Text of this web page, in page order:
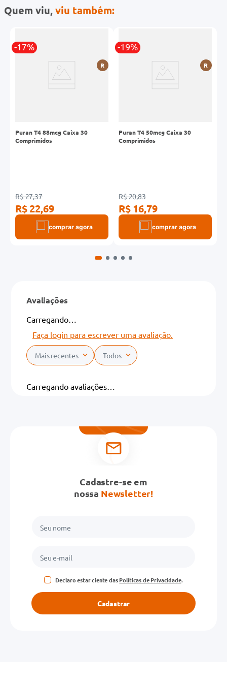
Quem viu,viu também:
-17%
R
Puran T4 88mcg Caixa 30
Comprimidos
R$ 27,37
R$ 22,69
comprar agora
-19%
R
Puran T4 50mcg Caixa 30
Comprimidos
R$ 20,83
R$ 16,79
comprar agora
Avaliações
Carregando…
Faça login para escrever uma avaliação.
Mais recentes Todos
Carregando avaliações…
Cadastre-se em
nossa Newsletter!
Declaro estar ciente dasPolíticas de Privacidade.
Cadastrar